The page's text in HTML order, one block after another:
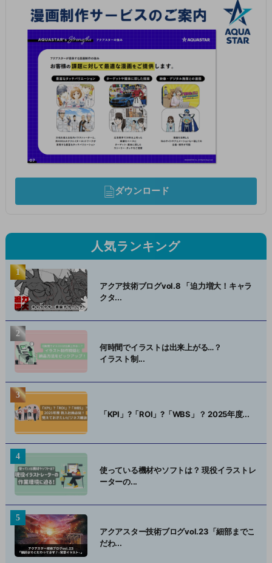
ダウンロード
人気ランキング
アクア技術ブログvol.8 「迫力増大！キャラ
クタ...
何時間でイラストは出来上がる…？
イラスト制...
「KPI」?「ROI」?「WBS」？ 2025年度...
使っている機材やソフトは？ 現役イラストレ
ーターの...
アクアスター技術ブログvol.23「細部までこ
だわ...